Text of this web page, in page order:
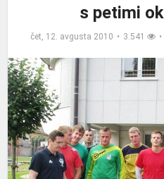
s petimi
čet, 12. avgusta 2010 3.541